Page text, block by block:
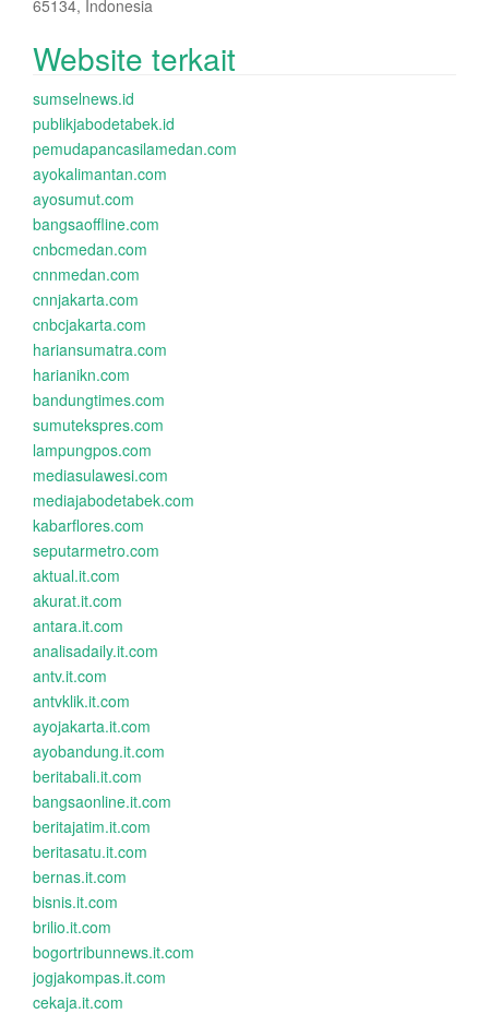
65134, Indonesia
Website terkait
sumselnews.id
publikjabodetabek.id
pemudapancasilamedan.com
ayokalimantan.com
ayosumut.com
bangsaoffline.com
cnbcmedan.com
cnnmedan.com
cnnjakarta.com
cnbcjakarta.com
hariansumatra.com
harianikn.com
bandungtimes.com
sumutekspres.com
lampungpos.com
mediasulawesi.com
mediajabodetabek.com
kabarflores.com
seputarmetro.com
aktual.it.com
akurat.it.com
antara.it.com
analisadaily.it.com
antv.it.com
antvklik.it.com
ayojakarta.it.com
ayobandung.it.com
beritabali.it.com
bangsaonline.it.com
beritajatim.it.com
beritasatu.it.com
bernas.it.com
bisnis.it.com
brilio.it.com
bogortribunnews.it.com
jogjakompas.it.com
cekaja.it.com